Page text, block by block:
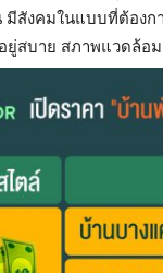
มีสังคมในแบบที่ต้องก
สบาย สภาพแวดล้อม